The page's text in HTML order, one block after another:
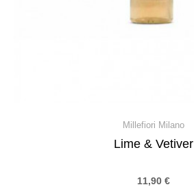
Millefiori Milano
Lime & Vetiver
11,90 €